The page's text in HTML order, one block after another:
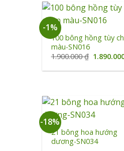
-1%
+
100 bông hồng tùy
màu-SN016
1.900.000₫ Giá
là:
-18%
+
21 bông hoa hướng
dương-SN034